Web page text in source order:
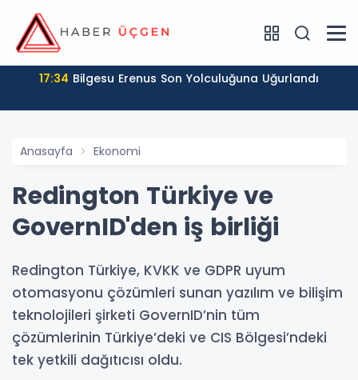
17:34 Bilgesu Erenus Son Yolculuğuna Uğurlandı
Anasayfa Ekonomi
Redington Türkiye ve
GovernID'den iş birliği
Redington Türkiye, KVKK ve GDPR uyum
otomasyonu çözümleri sunan yazılım ve bilişim
teknolojileri şirketi GovernID’nin tüm
çözümlerinin Türkiye’deki ve CIS Bölgesi’ndeki
tek yetkili dağıtıcısı oldu.